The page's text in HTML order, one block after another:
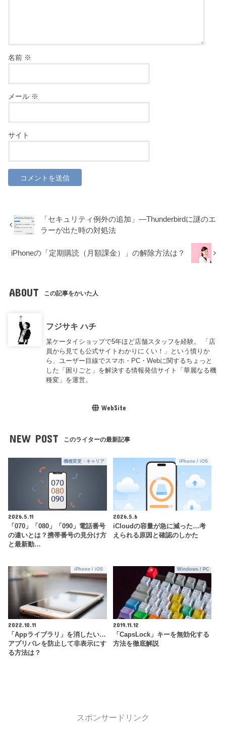
名前 ※
メール ※
サイト
「セキュリティ例外の追加」―Thunderbirdに謎のエ
ラーが出た時の対処法
iPhoneの「定期購読（月額課金）」の解除方法は？
ABOUT この記事をかいた人
フジサキ ハチ
某ケータイショップで5年ほど店舗スタッフを経験。 「店
員から見ても公式サイトわかりにくい！」という憤りか
ら、ユーザー目線でスマホ・PC・Webに関するちょっと
した「困りごと」を解決する情報発信サイト「華麗なる機
種変」を運営。
WebSite
NEW POST このライターの最新記事
機種変更・キャリア
2026.5.11
「070」「080」「090」電話番号
の違いとは？携帯番号の見分け方
と最新動…
iPhone / iOS
2026.5.6
iCloudの容量が急に減った…考
えられる原因と確認のしかた
iPhone / iOS
2022.10.11
「Appライブラリ」を消したい…
アプリバレを防止して非表示にす
る方法は？
Windows / PC
2019.11.12
「CapsLock」キーを無効化する
方法を徹底解説
スポンサードリンク